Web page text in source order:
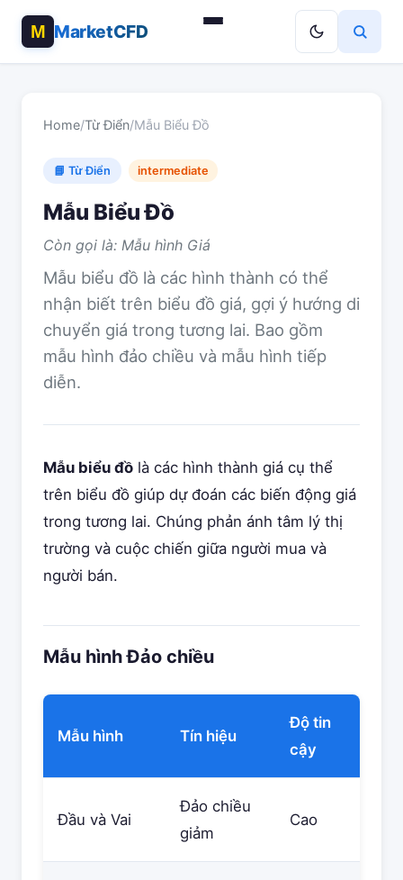
MarketCFD
Home/Từ Điển/Mẫu Biểu Đồ
📘 Từ Điển intermediate
Mẫu Biểu Đồ
Còn gọi là: Mẫu hình Giá
Mẫu biểu đồ là các hình thành có thể
nhận biết trên biểu đồ giá, gợi ý hướng di
chuyển giá trong tương lai. Bao gồm
mẫu hình đảo chiều và mẫu hình tiếp
diễn.
Mẫu biểu đồ là các hình thành giá cụ thể
trên biểu đồ giúp dự đoán các biến động giá
trong tương lai. Chúng phản ánh tâm lý thị
trường và cuộc chiến giữa người mua và
người bán.
Mẫu hình Đảo chiều
Mẫu hình Tín hiệu
Độ tin
cậy
Đầu và Vai
Đảo chiều
giảm
Cao